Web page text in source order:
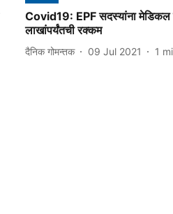
Covid19: EPF सदस्यांना मेडिकल
लाखांपर्यंतची रक्कम
दैनिक गोमन्तक 09 Jul 2021 1